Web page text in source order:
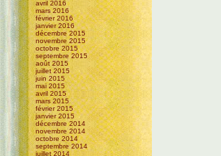
avril 2016
mars 2016
février 2016
janvier 2016
décembre 2015
novembre 2015
octobre 2015
septembre 2015
août 2015
juillet 2015
juin 2015
mai 2015
avril 2015
mars 2015
février 2015
janvier 2015
décembre 2014
novembre 2014
octobre 2014
septembre 2014
juillet 2014